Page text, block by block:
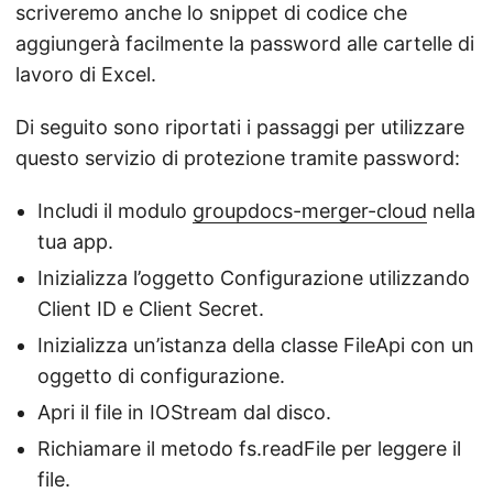
scriveremo anche lo snippet di codice che
aggiungerà facilmente la password alle cartelle di
lavoro di Excel.
Di seguito sono riportati i passaggi per utilizzare
questo servizio di protezione tramite password:
Includi il modulo groupdocs-merger-cloud nella
tua app.
Inizializza l’oggetto Configurazione utilizzando
Client ID e Client Secret.
Inizializza un’istanza della classe FileApi con un
oggetto di configurazione.
Apri il file in IOStream dal disco.
Richiamare il metodo fs.readFile per leggere il
file.